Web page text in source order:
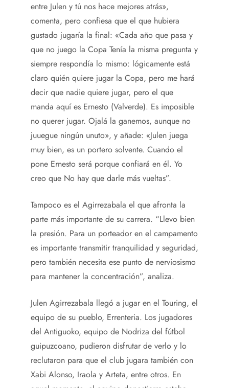
entre Julen y tú nos hace mejores atrás»,
comenta, pero confiesa que el que hubiera
gustado jugaría la final: «Cada año que pasa y
que no juego la Copa Tenía la misma pregunta y
siempre respondía lo mismo: lógicamente está
claro quién quiere jugar la Copa, pero me hará
decir que nadie quiere jugar, pero el que
manda aquí es Ernesto (Valverde). Es imposible
no querer jugar. Ojalá la ganemos, aunque no
juuegue ningún unuto», y añade: «Julen juega
muy bien, es un portero solvente. Cuando el
pone Ernesto será porque confiará en él. Yo
creo que No hay que darle más vueltas”.
Tampoco es el Agirrezabala el que afronta la
parte más importante de su carrera. “Llevo bien
la presión. Para un porteador en el campamento
es importante transmitir tranquilidad y seguridad,
pero también necesita ese punto de nerviosismo
para mantener la concentración”, analiza.
Julen Agirrezabala llegó a jugar en el Touring, el
equipo de su pueblo, Errenteria. Los jugadores
del Antiguoko, equipo de Nodriza del fútbol
guipuzcoano, pudieron disfrutar de verlo y lo
reclutaron para que el club jugara también con
Xabi Alonso, Iraola y Arteta, entre otros. En